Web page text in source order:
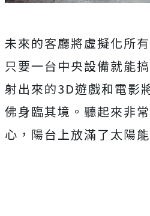
未來的客廳將虛擬化所
只要一台中央設備就能
射出來的3D遊戲和電影
佛身臨其境。聽起來非
心，陽台上放滿了太陽能